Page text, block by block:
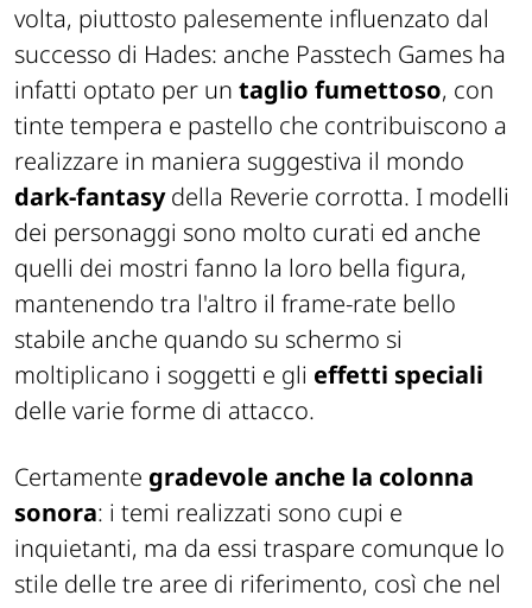
volta, piuttosto palesemente influenzato dal
successo di Hades: anche Passtech Games ha
infatti optato per un taglio fumettoso, con
tinte tempera e pastello che contribuiscono a
realizzare in maniera suggestiva il mondo
dark-fantasydella Reverie corrotta. I modelli
dei personaggi sono molto curati ed anche
quelli dei mostri fanno la loro bella figura,
mantenendo tra l'altro il frame-rate bello
stabile anche quando su schermo si
moltiplicano i soggetti e gli effetti speciali
delle varie forme di attacco.
Certamente gradevole anche la colonna
sonora: i temi realizzati sono cupi e
inquietanti, ma da essi traspare comunque lo
stile delle tre aree di riferimento, così che nel